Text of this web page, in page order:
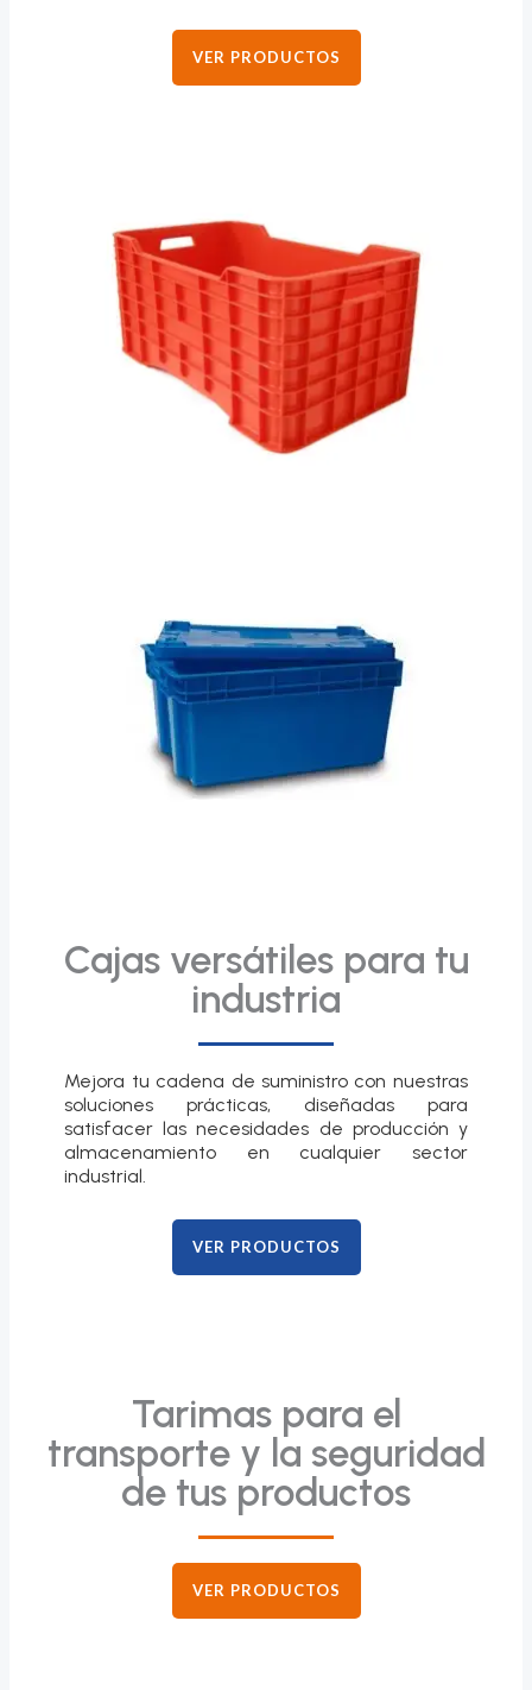
VER PRODUCTOS
Cajas versátiles para tu
industria
Mejora tu cadena de suministro con nuestras
soluciones prácticas, diseñadas para
satisfacer las necesidades de producción y
almacenamiento en cualquier sector
industrial.
VER PRODUCTOS
Tarimas para el
transporte y la seguridad
de tus productos
VER PRODUCTOS